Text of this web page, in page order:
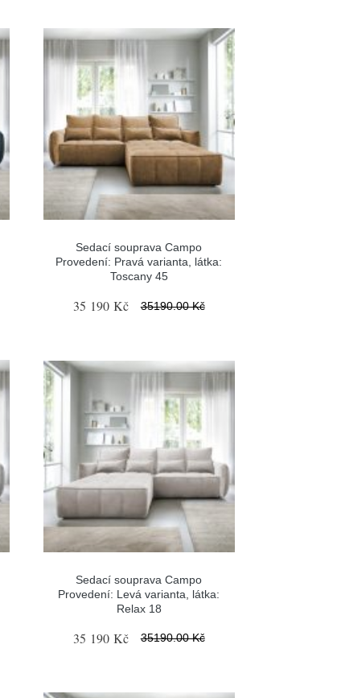
Sedací souprava Campo
Provedení: Pravá varianta, látka:
Toscany 45
35 190 Kč 35190.00 Kč
Sedací souprava Campo
Provedení: Levá varianta, látka:
Relax 18
35 190 Kč 35190.00 Kč